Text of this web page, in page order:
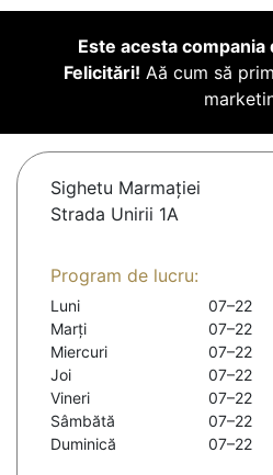
Este acesta
Felicitări! Aă cum să
Sighetu Marmaţiei
Strada Unirii 1A
Program de lucru:
Luni
07–22
Marți
07–22
Miercuri
07–22
Joi
07–22
Vineri
07–22
Sâmbătă
07–22
Duminică
07–22